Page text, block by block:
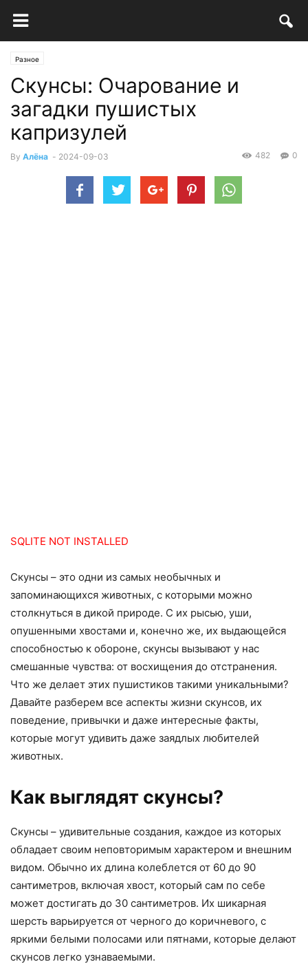
Разное
Скунсы: Очарование и
загадки пушистых
капризулей
By Алёна - 2024-09-03 0
482
SQLITE NOT INSTALLED
Скунсы – это одни из самых необычных и
запоминающихся животных, с которыми можно
столкнуться в дикой природе. С их рысью, уши,
опушенными хвостами и, конечно же, их выдающейся
способностью к обороне, скунсы вызывают у нас
смешанные чувства: от восхищения до отстранения.
Что же делает этих пушистиков такими уникальными?
Давайте разберем все аспекты жизни скунсов, их
поведение, привычки и даже интересные факты,
которые могут удивить даже заядлых любителей
животных.
Как выглядят скунсы?
Скунсы – удивительные создания, каждое из которых
обладает своим неповторимым характером и внешним
видом. Обычно их длина колеблется от 60 до 90
сантиметров, включая хвост, который сам по себе
может достигать до 30 сантиметров. Их шикарная
шерсть варьируется от черного до коричневого, с
яркими белыми полосами или пятнами, которые делают
скунсов легко узнаваемыми.